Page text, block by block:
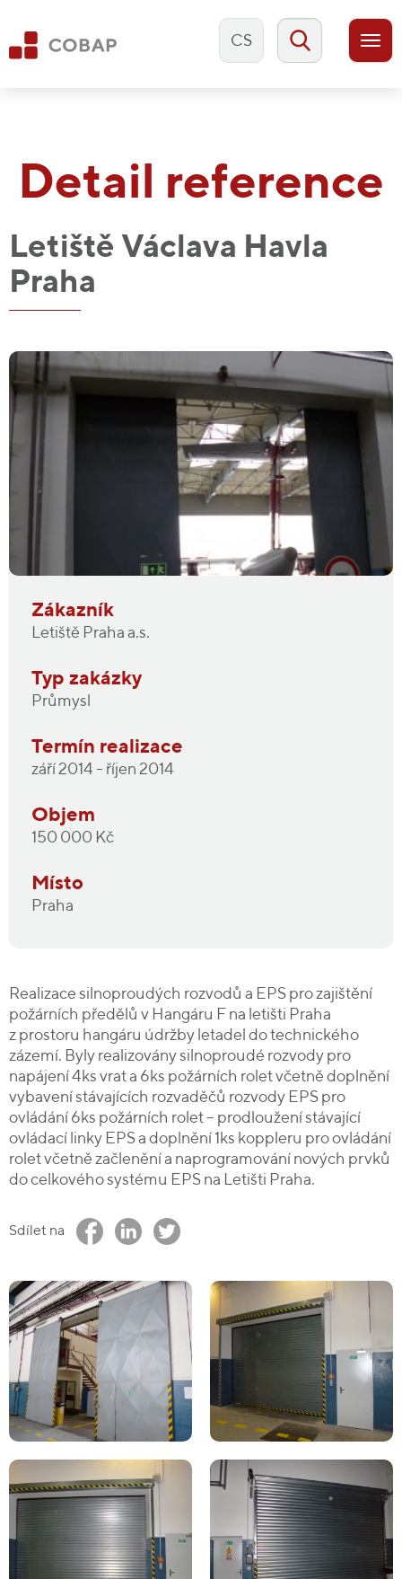
CS
Detail reference
Letiště Václava Havla
Praha
Zákazník
Letiště Praha a.s.
Typ zakázky
Průmysl
Termín realizace
září 2014 - říjen 2014
Objem
150 000 Kč
Místo
Praha
Realizace silnoproudých rozvodů a EPS pro zajištění
požárních předělů v Hangáru F na letišti Praha
z prostoru hangáru údržby letadel do technického
zázemí. Byly realizovány silnoproudé rozvody pro
napájení 4ks vrat a 6ks požárních rolet včetně doplnění
vybavení stávajících rozvaděčů rozvody EPS pro
ovládání 6ks požárních rolet – prodloužení stávající
ovládací linky EPS a doplnění 1ks koppleru pro ovládání
rolet včetně začlenění a naprogramování nových prvků
do celkového systému EPS na Letišti Praha.
Sdílet na